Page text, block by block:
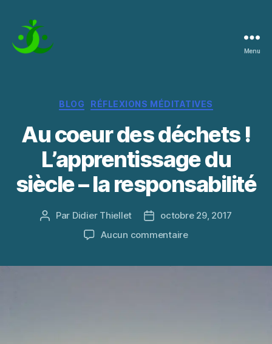
Menu
Catégories
BLOG RÉFLEXIONS MÉDITATIVES
Au coeur des déchets !
L’apprentissage du
siècle – la responsabilité
Auteur
Par Didier Thiellet
Dateoctobre 29, 2017
Aucun commentairesur